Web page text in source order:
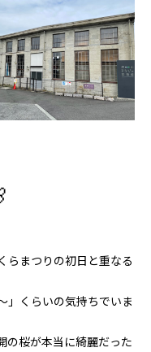
らまつりの初日と重なる
」くらいの気持ちでいま
の桜が本当に綺麗だった